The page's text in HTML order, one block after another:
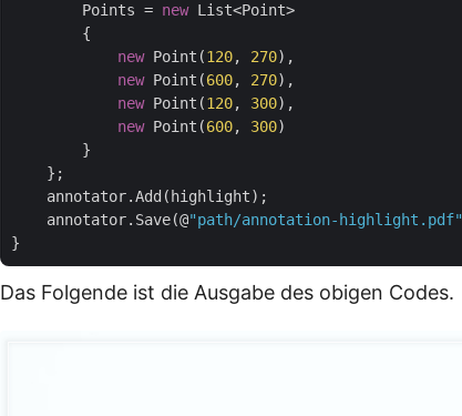
        Points =
new List<Point>
        {
new Point(120, 270),
new Point(600, 270),
new Point(120, 300),
new Point(600, 300)
        }
    };
    annotator.Add(highlight);
    annotator.Save(@
"path/annotation-highlight.pdf"
Das Folgende ist die Ausgabe des obigen Codes.